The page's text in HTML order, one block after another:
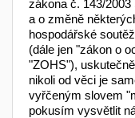
zákona č. 143/
a o změně
hospodářské
(dále jen "zákon o
"ZOHS"),
nikoli od věci je
vyřčeným slovem
pokusím vysvětlit